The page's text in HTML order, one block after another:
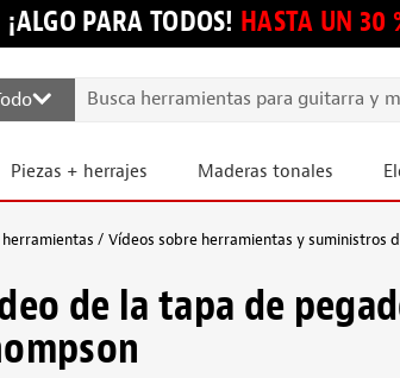
¡ALGO PARA TODOS! HASTA UN 30
Piezas + herrajes Maderas tonales
Vídeos sobre herramientas y suministros
de la tapa de